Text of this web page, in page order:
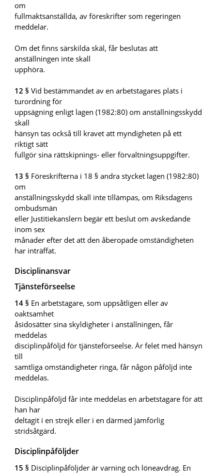
om
fullmaktsanställda, av föreskrifter som regeringen
meddelar.
Om det finns särskilda skäl, får beslutas att
anställningen inte skall
upphöra.
12 § Vid bestämmandet av en arbetstagares plats i
turordning för
uppsägning enligt lagen (1982:80) om anställningsskydd
skall
hänsyn tas också till kravet att myndigheten på ett
riktigt sätt
fullgör sina rättskipnings- eller förvaltningsuppgifter.
13 § Föreskrifterna i 18 § andra stycket lagen (1982:80)
om
anställningsskydd skall inte tillämpas, om Riksdagens
ombudsmän
eller Justitiekanslern begär ett beslut om avskedande
inom sex
månader efter det att den åberopade omständigheten
har inträffat.
Disciplinansvar
Tjänsteförseelse
14 § En arbetstagare, som uppsåtligen eller av
oaktsamhet
åsidosätter sina skyldigheter i anställningen, får
meddelas
disciplinpåföljd för tjänsteförseelse. Är felet med hänsyn
till
samtliga omständigheter ringa, får någon påföljd inte
meddelas.
Disciplinpåföljd får inte meddelas en arbetstagare för att
han har
deltagit i en strejk eller i en därmed jämförlig
stridsåtgärd.
Disciplinpåföljder
15 § Disciplinpåföljder är varning och löneavdrag. En